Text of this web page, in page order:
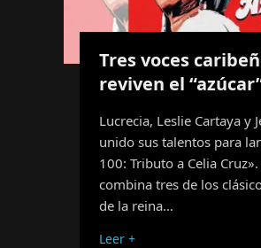
Tres voces
reviven el
Lucrecia, Leslie Cartaya y
unido sus talentos para
100: Tributo a Celia
combina tres de los
de la reina…
Leer +